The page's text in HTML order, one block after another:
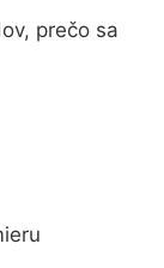
prečo sa